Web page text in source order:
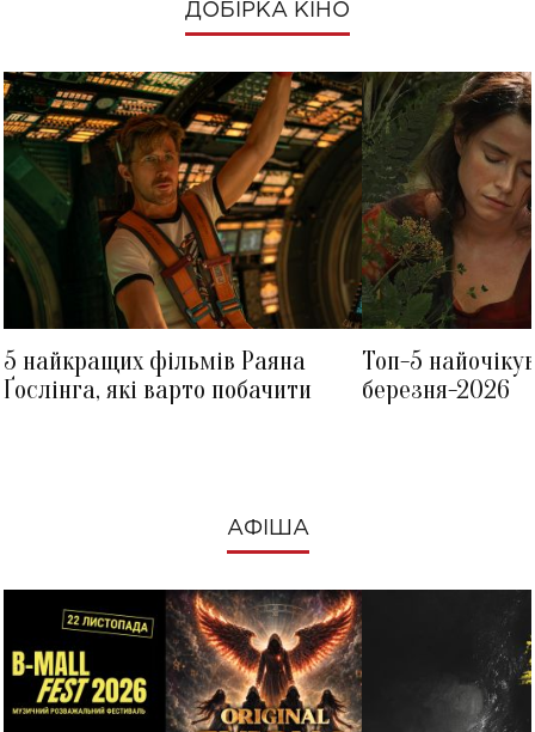
ДОБІРКА КІНО
5 найкращих фільмів Раяна
Ґослінга, які варто побачити
Топ-5
березня-2026
АФІША